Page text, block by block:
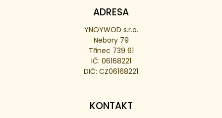
ADRESA
YNOYWOD s.r.o.
Nebory 79
Třinec 739 61
IČ: 06168221
DIČ: CZ06168221
KONTAKT